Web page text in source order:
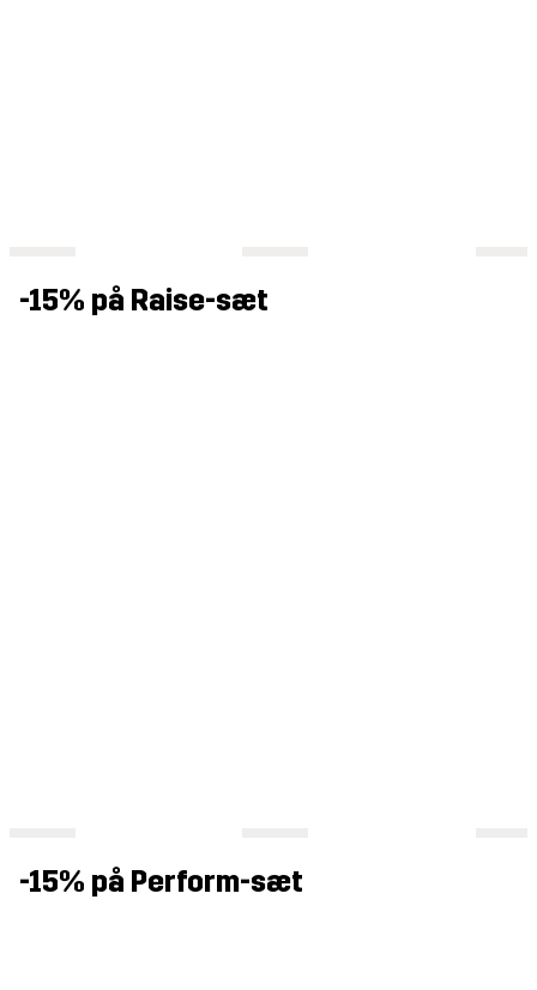
-15% på Raise-sæt
-15% på Perform-sæt